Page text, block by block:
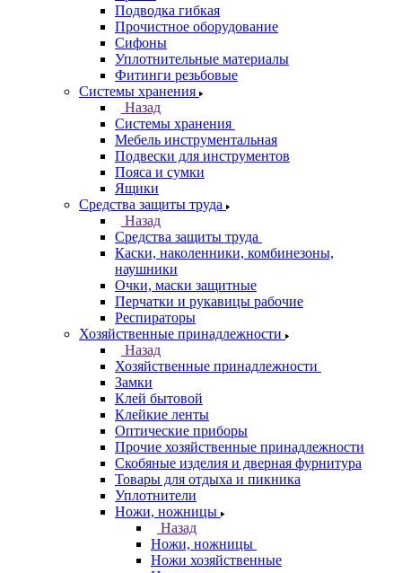
Подводка гибкая
Прочистное оборудование
Сифоны
Уплотнительные материалы
Фитинги резьбовые
Системы хранения
Назад
Системы хранения
Мебель инструментальная
Подвески для инструментов
Пояса и сумки
Ящики
Средства защиты труда
Назад
Средства защиты труда
Каски, наколенники, комбинезоны,
наушники
Очки, маски защитные
Перчатки и рукавицы рабочие
Респираторы
Хозяйственные принадлежности
Назад
Хозяйственные принадлежности
Замки
Клей бытовой
Клейкие ленты
Оптические приборы
Прочие хозяйственные принадлежности
Скобяные изделия и дверная фурнитура
Товары для отдыха и пикника
Уплотнители
Ножи, ножницы
Назад
Ножи, ножницы
Ножи хозяйственные